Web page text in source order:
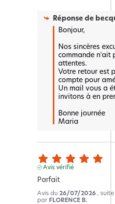
Réponse de
Bonjour,
Nos sincères
commande n'ait
attentes.
Votre retour est
compte pour
Un mail vous a
invitons à en
Bonne journée
Maria
Avis vérifié
Parfait
Avis du 26/07/2026 ,
par FLORENCE B.